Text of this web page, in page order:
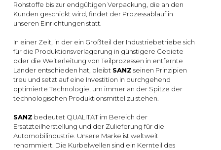
Rohstoffe bis zur endgültigen Verpackung, die an den
Kunden geschickt wird, findet der Prozessablauf in
unseren Einrichtungen statt.
In einer Zeit, in der ein Großteil der Industriebetriebe sich
für die Produktionsverlagerung in günstigere Gebiete
oder die Weiterleitung von Teilprozessen in entfernte
Länder entschieden hat, bleibt SANZ seinen Prinzipien
treu und setzt auf eine Investition in durchgehend
optimierte Technologie, um immer an der Spitze der
technologischen Produktionsmittel zu stehen.
SANZ bedeutet QUALITÄT im Bereich der
Ersatzteilherstellung und der Zulieferung für die
Automobilindustrie. Unsere Marke ist weltweit
renommiert. Die Kurbelwellen sind ein Kernteil des